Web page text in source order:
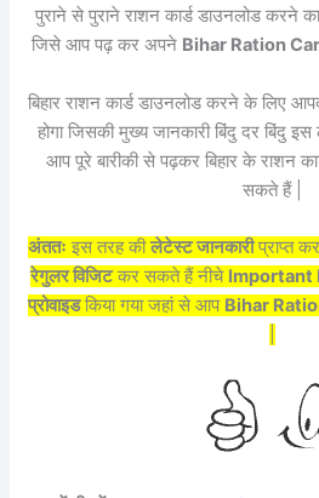
पुराने से पुराने राशन कार्ड डाउनलोड करने
जिसे आप पढ़ कर अपने Bihar Ration
बिहार राशन कार्ड डाउनलोड करने के लिए
होगा जिसकी मुख्य जानकारी बिंदु दर बिंदु
आप पूरे बारीकी से पढ़कर बिहार के राशन
सकते हैं |
अंततः इस तरह कीलेटेस्ट जानकारीप्राप्त
रेगुलर विजिटकर सकते हैं नीचे Important
प्रोवाइडकिया गया जहां से आप Bihar